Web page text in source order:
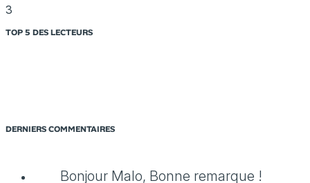
3
TOP 5 DES LECTEURS
DERNIERS COMMENTAIRES
Bonjour Malo, Bonne remarque !